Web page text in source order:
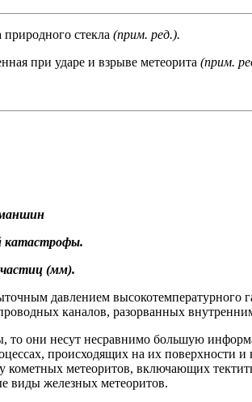
стекла (прим. ред.).
при ударе и взрыве метеорита (прим.
катастрофы.
частиц (мм).
давлением высокотемпературного
каналов, разорванных
то они несут несравнимо большую
происходящих на их поверхности
кометных метеоритов, включающих
виды железных метеоритов.